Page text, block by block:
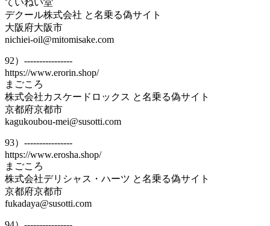
デクール株式会社 と名乗る偽サイト
大阪府大阪市
nichiei-oil@mitomisake.com
92）----------------
https://www.erorin.shop/
まごころ
株式会社カスケードロックス と名乗る偽サイト
京都府京都市
kagukoubou-mei@susotti.com
93）----------------
https://www.erosha.shop/
まごころ
株式会社デリシャス・ハーツ と名乗る偽サイト
京都府京都市
fukadaya@susotti.com